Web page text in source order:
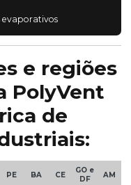
evaporativos
e regiões
PolyVent
de
PE BA CE
GO e
DF
AM